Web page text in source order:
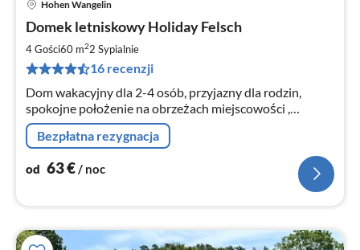
Hohen Wangelin
Domek letniskowy Holiday Felsch
4 Gości60 m22 Sypialnie
16 recenzji
Dom wakacyjny dla 2-4 osób, przyjazny dla rodzin,
spokojne położenie na obrzeżach miejscowości ,
wybrukowany podjazd ; garaż ; miejsce parkingowe dla
samochodu ; zwierzęta domowe tylko na życzenie ,
Bezpłatna rezygnacja
od 63€/ noc